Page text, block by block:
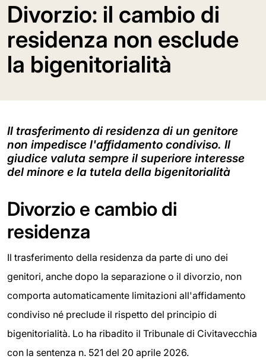
Divorzio: il cambio di
residenza non esclude
la bigenitorialità
Il trasferimento di residenza di un genitore
non impedisce l'affidamento condiviso. Il
giudice valuta sempre il superiore interesse
del minore e la tutela della bigenitorialità
Divorzio e cambio di
residenza
Il trasferimento della residenza da parte di uno dei
genitori, anche dopo la separazione o il divorzio, non
comporta automaticamente limitazioni all'affidamento
condiviso né preclude il rispetto del principio di
bigenitorialità. Lo ha ribadito il Tribunale di Civitavecchia
con la sentenza n. 521 del 20 aprile 2026.